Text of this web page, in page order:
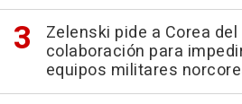
Zelenski pide a Corea
colaboración para
equipos militares